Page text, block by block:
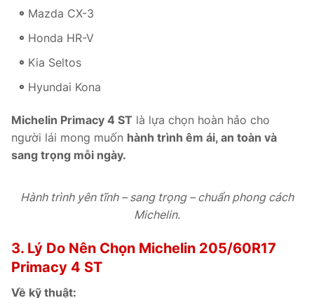
Mazda CX-3
Honda HR-V
Kia Seltos
Hyundai Kona
Michelin Primacy 4 ST là lựa chọn hoàn hảo cho
người lái mong muốn hành trình êm ái, an toàn và
sang trọng mỗi ngày.
Hành trình yên tĩnh – sang trọng – chuẩn phong cách
Michelin.
3. Lý Do Nên Chọn Michelin 205/60R17
Primacy 4 ST
Về kỹ thuật: